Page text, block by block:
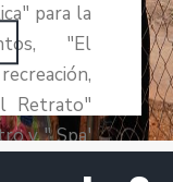
para la
"El
Retrato"
y " Spa'
y